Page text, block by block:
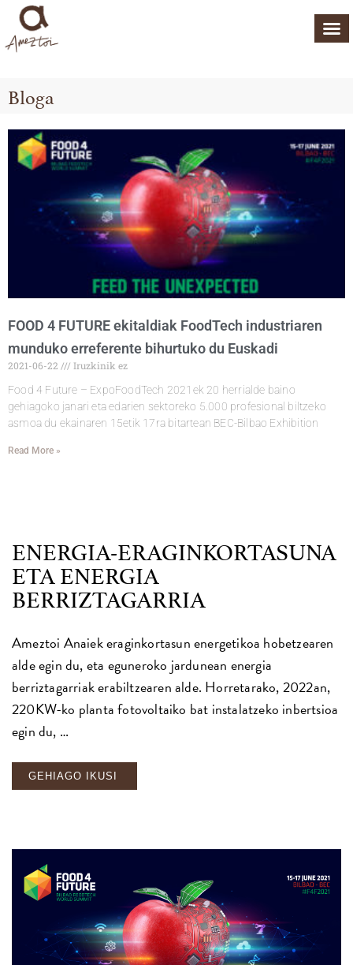
Bloga
FOOD 4 FUTURE ekitaldiak FoodTech industriaren
munduko erreferente bihurtuko du Euskadi
2021-06-22
Iruzkinik ez
Food 4 Future – ExpoFoodTech 2021ek 20 herrialde baino
gehiagoko janari eta edarien sektoreko 5.000 profesional biltzeko
asmoa du ekainaren 15etik 17ra bitartean BEC-Bilbao Exhibition
Read More »
ENERGIA-ERAGINKORTASUNA
ETA ENERGIA
BERRIZTAGARRIA
Ameztoi Anaiek eraginkortasun energetikoa hobetzearen
alde egin du, eta eguneroko jardunean energia
berriztagarriak erabiltzearen alde. Horretarako, 2022an,
220KW-ko planta fotovoltaiko bat instalatzeko inbertsioa
egin du, …
GEHIAGO IKUSI